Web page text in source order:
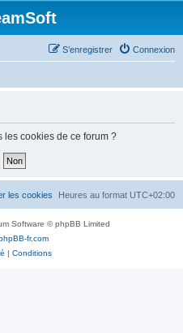
Connexion
S’enregistrer
les cookies de ce forum ?
Heures au format UTC+02:00
les cookies
Software © phpBB Limited
fr.com
| Conditions